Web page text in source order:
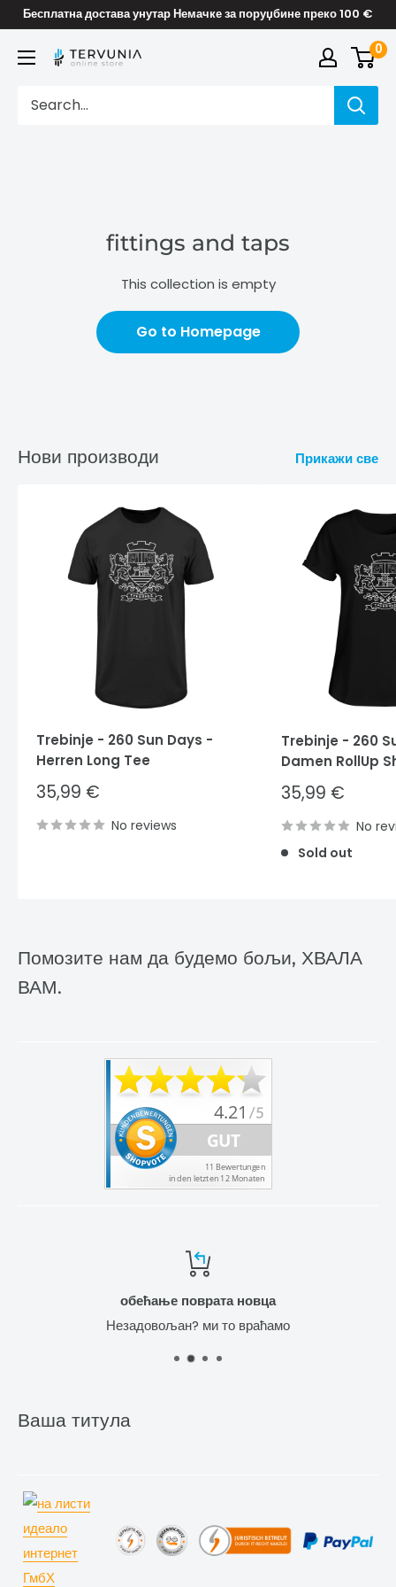
Skip
content
Бесплатна достава унутар Немачке за поруџбине преко 100 €
TERVUNIA
Stores
0
fittings and taps
This collection is empty
Go to Homepage
Нови производи Прикажи све
Trebinje - 260 Sun Days -
Herren Long Tee
Sale
price
35,99 €
No reviews
Trebinje - 260
Damen RollUp
Sale
price
35,99 €
No
Sold out
Помозите нам да будемо бољи, ХВАЛА
ВАМ.
обећање поврата новца
Незадовољан? ми то враћамо
Ваша титула